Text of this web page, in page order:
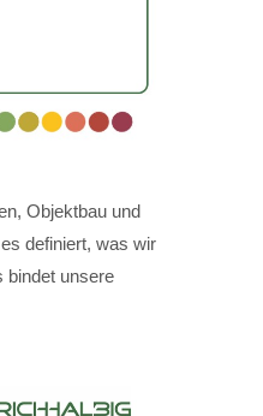
Objektbau und
definiert, was wir
bindet unsere